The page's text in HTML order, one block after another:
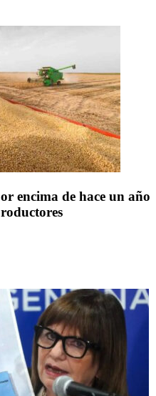
encima de hace un año